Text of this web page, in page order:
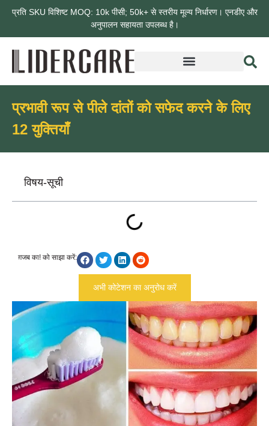
प्रति SKU विशिष्ट MOQ: 10k पीसी; 50k+ से स्तरीय मूल्य निर्धारण। एनडीए और
अनुपालन सहायता उपलब्ध है।
प्रभावी रूप से पीले दांतों को सफेद करने के लिए
12 युक्तियाँ
विषय-सूची
ग़जब का! को साझा करें:
अभी कोटेशन का अनुरोध करें